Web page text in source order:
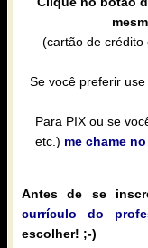
(cartão de crédito
Se você preferir
Para PIX ou se
etc.) me chame
Antes de se
currículo do
escolher! ;-)